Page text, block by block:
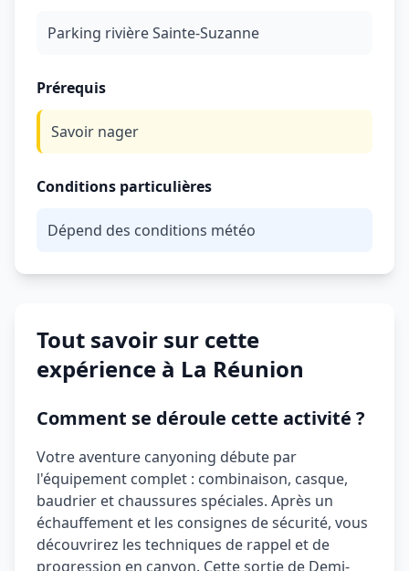
Parking rivière Sainte-Suzanne
Prérequis
Savoir nager
Conditions particulières
Dépend des conditions météo
Tout savoir sur cette
expérience à La Réunion
Comment se déroule cette activité ?
Votre aventure canyoning débute par
l'équipement complet : combinaison, casque,
baudrier et chaussures spéciales. Après un
échauffement et les consignes de sécurité, vous
découvrirez les techniques de rappel et de
progression en canyon. Cette sortie de Demi-